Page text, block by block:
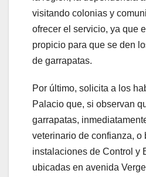
visitando colonias y
ofrecer el servicio, ya que
propicio para que se den
de garrapatas.
Por último, solicita a los
Palacio que, si observan
garrapatas,
veterinario de confianza, o
instalaciones de Control y
ubicadas en avenida